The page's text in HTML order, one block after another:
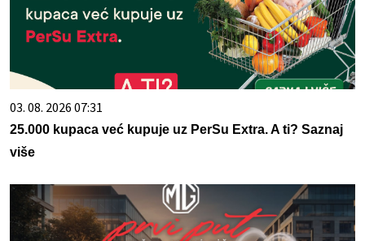
03. 08. 2026 07:31
25.000 kupaca već kupuje uz PerSu Extra. A ti? Saznaj
više